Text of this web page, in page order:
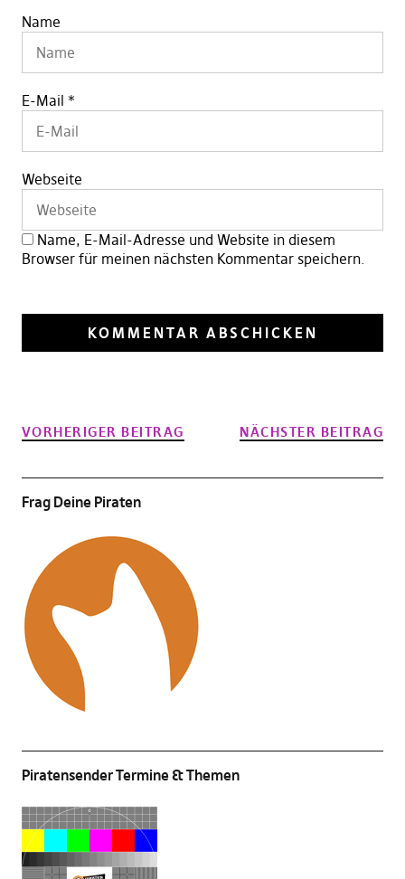
Name
E-Mail *
Webseite
Name, E-Mail-Adresse und Website in diesem
Browser für meinen nächsten Kommentar speichern.
VORHERIGER BEITRAG NÄCHSTER BEITRAG
Frag Deine Piraten
Piratensender Termine & Themen